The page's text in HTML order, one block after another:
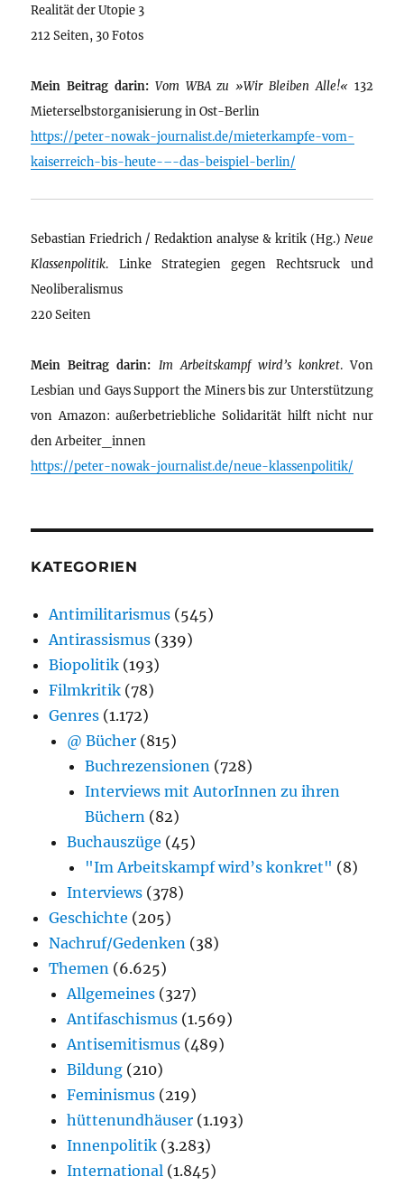
Realität der Utopie 3
212 Seiten, 30 Fotos
Mein Beitrag darin: Vom WBA zu »Wir Bleiben Alle!« 132
Mieterselbstorganisierung in Ost-Berlin
https://peter-nowak-journalist.de/mieterkampfe-vom-
kaiserreich-bis-heute-–-das-beispiel-berlin/
Sebastian Friedrich / Redaktion analyse & kritik (Hg.) Neue
Klassenpolitik. Linke Strategien gegen Rechtsruck und
Neoliberalismus
220 Seiten
Mein Beitrag darin: Im Arbeitskampf wird’s konkret. Von
Lesbian und Gays Support the Miners bis zur Unterstützung
von Amazon: außerbetriebliche Solidarität hilft nicht nur
den Arbeiter_innen
https://peter-nowak-journalist.de/neue-klassenpolitik/
KATEGORIEN
Antimilitarismus (545)
Antirassismus (339)
Biopolitik (193)
Filmkritik (78)
Genres (1.172)
@ Bücher (815)
Buchrezensionen (728)
Interviews mit AutorInnen zu ihren
Büchern (82)
Buchauszüge (45)
"Im Arbeitskampf wird’s konkret" (8)
Interviews (378)
Geschichte (205)
Nachruf/Gedenken (38)
Themen (6.625)
Allgemeines (327)
Antifaschismus (1.569)
Antisemitismus (489)
Bildung (210)
Feminismus (219)
hüttenundhäuser (1.193)
Innenpolitik (3.283)
International (1.845)